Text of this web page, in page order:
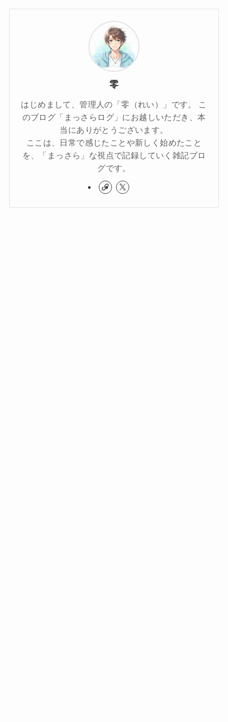
零
はじめまして、管理人の「零（れい）」です。 こ
のブログ「まっさらログ」にお越しいただき、本
当にありがとうございます。
ここは、日常で感じたことや新しく始めたこと
を、「まっさら」な視点で記録していく雑記ブロ
グです。